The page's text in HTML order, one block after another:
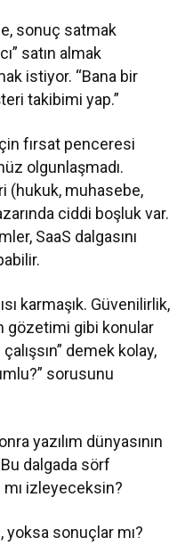
sonuç satmak
satın almak
istiyor. “Bana bir
takibimi yap.”
fırsat penceresi
olgunlaşmadı.
(hukuk, muhasebe,
ciddi boşluk var.
SaaS dalgasını
karmaşık. Güvenilirlik,
gözetimi gibi konular
demek kolay,
sorusunu
yazılım dünyasının
dalgada sörf
mı izleyeceksin?
yoksa sonuçlar mı?